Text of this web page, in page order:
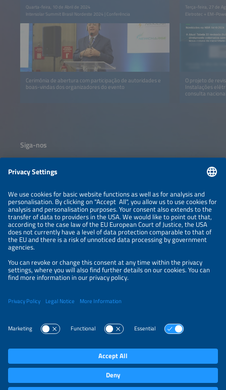
Quarta-feira, 10 de Abril de 2024
Intersolar Summit Brasil Nordeste 2024 | Conferência
Cerimônia de abertura com participação de autoridades e
boas-vindas dos organizadores do evento
Terça-feira, 27 de
Eletrotec + EM-
O projeto de
Instalações
consulta
Siga-nos
Informações
INFORMAÇÃO LEGAL
CONTATO
ORGANIZADORES
POLÍTICA DE PRIVACIDADE